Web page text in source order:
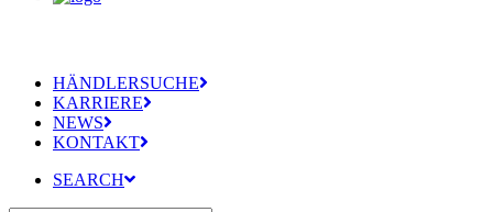
HÄNDLERSUCHE
KARRIERE
NEWS
KONTAKT
SEARCH